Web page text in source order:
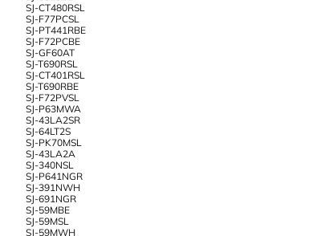
SJ-CT480RSL
SJ-F77PCSL
SJ-PT441RBE
SJ-F72PCBE
SJ-GF60AT
SJ-T690RSL
SJ-CT401RSL
SJ-T690RBE
SJ-F72PVSL
SJ-P63MWA
SJ-43LA2SR
SJ-64LT2S
SJ-PK70MSL
SJ-43LA2A
SJ-340NSL
SJ-P641NGR
SJ-391NWH
SJ-691NGR
SJ-59MBE
SJ-59MSL
SJ-59MWH